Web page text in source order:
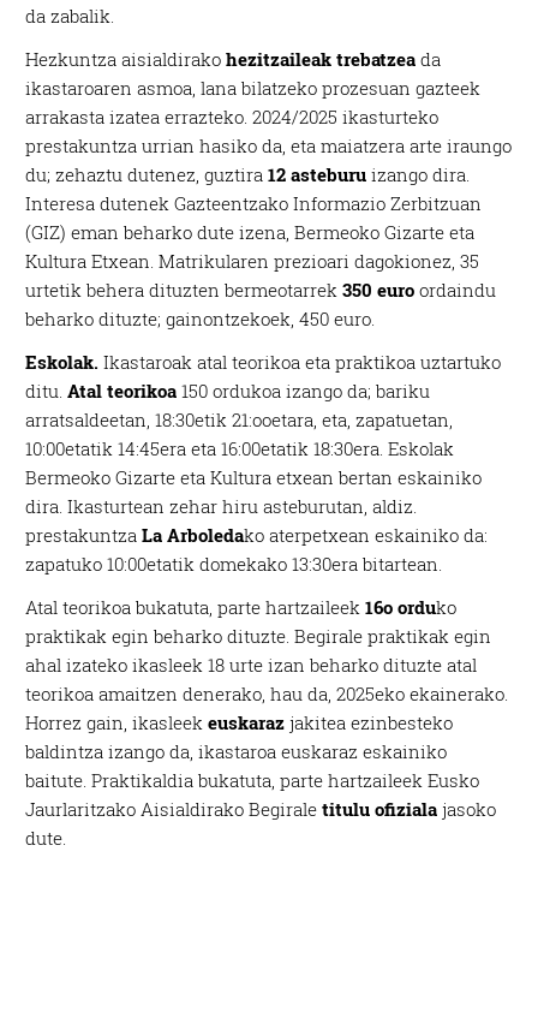
da zabalik.
Hezkuntza aisialdirakohezitzaileak trebatzea da
ikastaroaren asmoa, lana bilatzeko prozesuan gazteek
arrakasta izatea errazteko. 2024/2025 ikasturteko
prestakuntza urrian hasiko da, eta maiatzera arte iraungo
du; zehaztu dutenez, guztira12 asteburu izango dira.
Interesa dutenek Gazteentzako Informazio Zerbitzuan
(GIZ) eman beharko dute izena, Bermeoko Gizarte eta
Kultura Etxean. Matrikularen prezioari dagokionez, 35
urtetik behera dituzten bermeotarrek350 euro ordaindu
beharko dituzte; gainontzekoek, 450 euro.
Eskolak.Ikastaroak atal teorikoa eta praktikoa uztartuko
ditu. Atal teorikoa 150 ordukoa izango da; bariku
arratsaldeetan, 18:30etik 21:ooetara, eta, zapatuetan,
10:00etatik 14:45era eta 16:00etatik 18:30era. Eskolak
Bermeoko Gizarte eta Kultura etxean bertan eskainiko
dira. Ikasturtean zehar hiru asteburutan, aldiz.
prestakuntza La Arboledako aterpetxean eskainiko da:
zapatuko 10:00etatik domekako 13:30era bitartean.
Atal teorikoa bukatuta, parte hartzaileek16o orduko
praktikak egin beharko dituzte. Begirale praktikak egin
ahal izateko ikasleek 18 urte izan beharko dituzte atal
teorikoa amaitzen denerako, hau da, 2025eko ekainerako.
Horrez gain, ikasleekeuskaraz jakitea ezinbesteko
baldintza izango da, ikastaroa euskaraz eskainiko
baitute. Praktikaldia bukatuta, parte hartzaileek Eusko
Jaurlaritzako Aisialdirako Begiraletitulu ofiziala jasoko
dute.